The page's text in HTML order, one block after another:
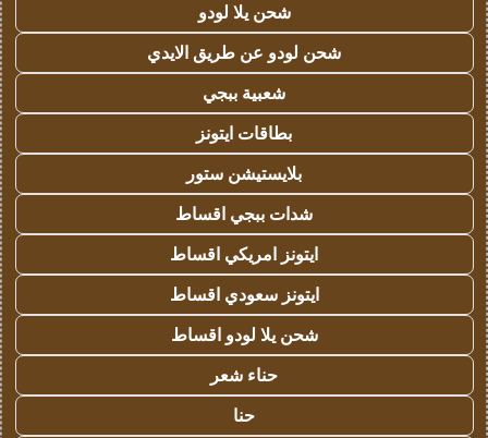
شحن يلا لودو
شحن لودو عن طريق الايدي
شعبية ببجي
بطاقات ايتونز
بلايستيشن ستور
شدات ببجي اقساط
ايتونز امريكي اقساط
ايتونز سعودي اقساط
شحن يلا لودو اقساط
حناء شعر
حنا